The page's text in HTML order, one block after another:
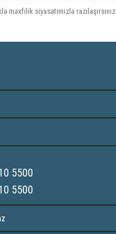
məxfilik siyasətimizlə razılaşırsınız
5500
5500